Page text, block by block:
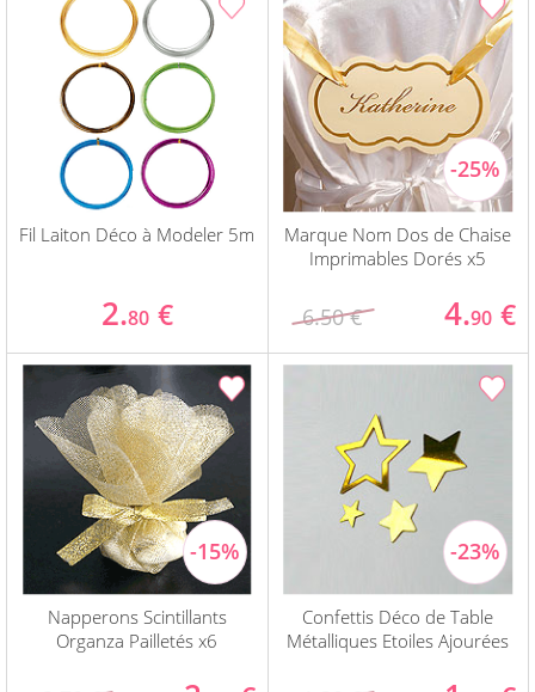
Fil Laiton Déco à Modeler 5m
2.80 €
Marque Nom Dos de Chaise
Imprimables Dorés x5
6.50 € 4.90 €
Napperons Scintillants
Organza Pailletés x6
Confettis Déco de Table
Métalliques Etoiles Ajourées